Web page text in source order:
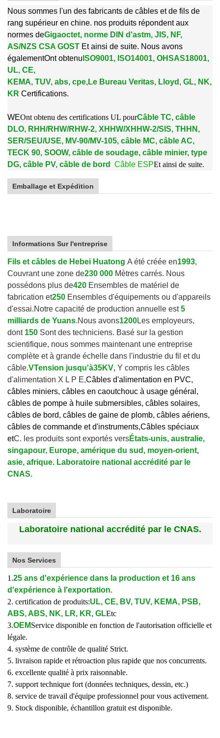
Nous sommes l'un des fabricants de câbles et de fils de
rang supérieur en chine. nos produits répondent aux
normes deGigaoctet, norme DIN d'astm, JIS, NF,
AS/NZS CSA GOST Et ainsi de suite. Nous avons
égalementOnt obtenu ISO9001, ISO14001, OHSAS18001,
UL, CE,
KEMA, TUV, abs, cpe,Le Bureau Veritas, Lloyd, GL, NK,
KR Certifications.
WEOnt obtenu des certifications UL pourCâble TC, câble
DLO, RHH/RHW/RHW-2, XHHW/XHHW-2/SIS, THHN,
SER/SEU/USE, MV-90/MV-105, câble MC, câble AC,
TECK 90, SOOW, câble de soudage, câble minier, type
DG, câble PV, câble de bord
Câble ESPEt ainsi de suite.
Emballage et Expédition
Informations Sur l'entreprise
Fils et câbles de Hebei Huatong A été créée en1993,
Couvrant une zone de230 000 Mètres carrés. Nous
possédons plus de420 Ensembles de matériel de
fabrication et250 Ensembles d'équipements ou d'appareils
d'essai.Notre capacité de production annuelle est 5
milliards de Yuans.Nous avons1200Les employeurs,
dont 150 Sont des techniciens. Basé sur la gestion
scientifique, nous sommes maintenant une entreprise
complète et à grande échelle dans l'industrie du fil et du
câble.VTension jusqu'à35KV, Y compris les câbles
d'alimentation X L P E,Câbles d'alimentation en PVC,
câbles miniers, câbles en caoutchouc à usage général,
câbles de pompe à huile submersibles, câbles solaires,
câbles de bord, câbles de gaine de plomb, câbles aériens,
câbles de commande et d'instruments,Câbles spéciaux
etC. les produits sont exportés versÉtats-unis, australie,
singapour, Europe, amérique du sud, moyen-orient,
asie, afrique. Laboratoire national accrédité par le
CNAS.
Laboratoire
Laboratoire national accrédité par le CNAS.
Nos Services
1.25 ans d'expérience dans la production et 16 ans
d'expérience à l'exportation.
2. certification de produits:UL, CE, BV, TUV, KEMA, PSB,
ABS, ABS, NK, LR, KR, GLEtc
3.OEMService disponible en fonction de l'autorisation officielle et
légale.
4. système de contrôle de qualité Strict.
5. livraison rapide et rétroaction plus rapide que nos concurrents.
6. excellente qualité à prix raisonnable.
7. support technique fort (données techniques, dessin, etc.)
8. service de travail d'équipe professionnel pour vous activement.
9. Stock disponible, échantillon gratuit est disponible.